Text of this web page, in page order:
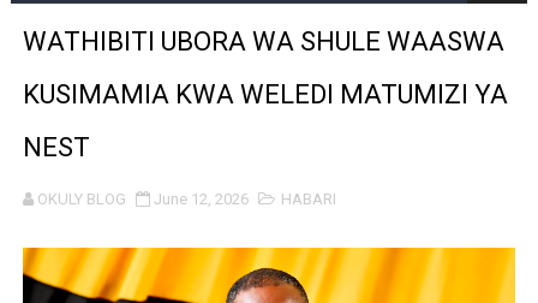
BARRICK NORTH MARA YAZIDI KUBORESHA MAISHA
Msajili wa Hazina akutana na kufanya mazungumzo na
SERIKALI KUSHIRIKIANA NA SEKTA BINAFSI KUDHIBITI
WATHIBITI UBORA WA SHULE WAASWA
KUSIMAMIA KWA WELEDI MATUMIZI YA
NEST
OKULY BLOG June 12, 2026 HABARI